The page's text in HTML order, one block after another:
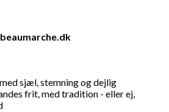
sjæl, stemning og dejlig
frit, med tradition - eller ej,